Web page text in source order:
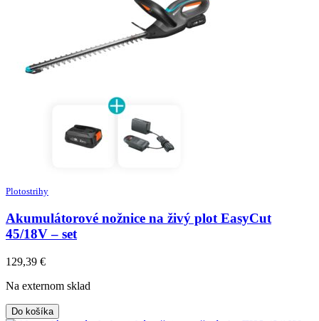
Plotostrihy
Akumulátorové nožnice na živý plot EasyCut
45/18V – set
129,39 €
Na externom sklad
Do košíka